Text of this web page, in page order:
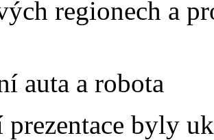
regionech a
auta a robota
prezentace byly